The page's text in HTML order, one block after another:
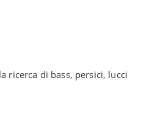
ricerca di bass, persici, lucci